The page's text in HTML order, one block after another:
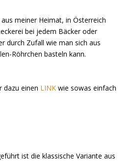
meiner Heimat, in Österreich
bei jedem Bäcker oder
durch Zufall wie man sich aus
Röhrchen basteln kann.
dazu einen LINK wie sowas einfach
ist die klassische Variante aus